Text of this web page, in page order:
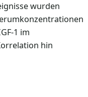
wurden
1 im
hin